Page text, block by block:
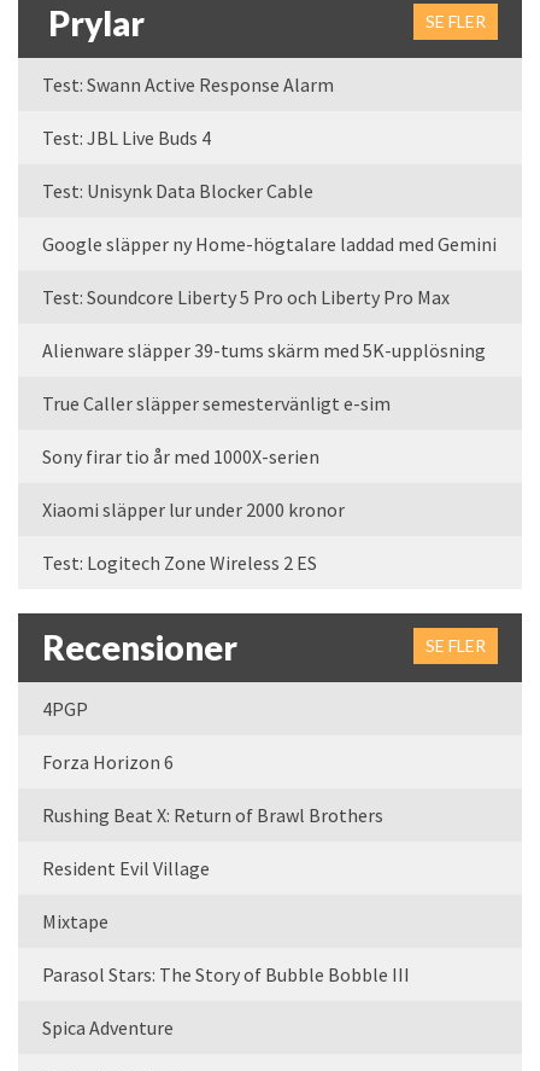
Prylar SE FLER
Test: Swann Active Response Alarm
Test: JBL Live Buds 4
Test: Unisynk Data Blocker Cable
Google släpper ny Home-högtalare laddad med Gemini
Test: Soundcore Liberty 5 Pro och Liberty Pro Max
Alienware släpper 39-tums skärm med 5K-upplösning
True Caller släpper semestervänligt e-sim
Sony firar tio år med 1000X-serien
Xiaomi släpper lur under 2000 kronor
Test: Logitech Zone Wireless 2 ES
Recensioner SE FLER
4PGP
Forza Horizon 6
Rushing Beat X: Return of Brawl Brothers
Resident Evil Village
Mixtape
Parasol Stars: The Story of Bubble Bobble III
Spica Adventure